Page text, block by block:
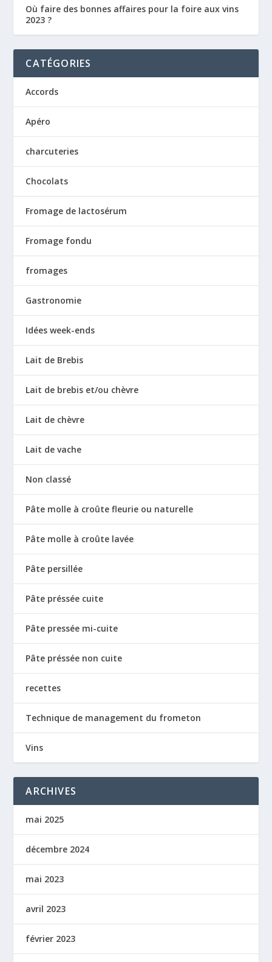
Où faire des bonnes affaires pour la foire aux vins
2023 ?
CATÉGORIES
Accords
Apéro
charcuteries
Chocolats
Fromage de lactosérum
Fromage fondu
fromages
Gastronomie
Idées week-ends
Lait de Brebis
Lait de brebis et/ou chèvre
Lait de chèvre
Lait de vache
Non classé
Pâte molle à croûte fleurie ou naturelle
Pâte molle à croûte lavée
Pâte persillée
Pâte préssée cuite
Pâte pressée mi-cuite
Pâte préssée non cuite
recettes
Technique de management du frometon
Vins
ARCHIVES
mai 2025
décembre 2024
mai 2023
avril 2023
février 2023